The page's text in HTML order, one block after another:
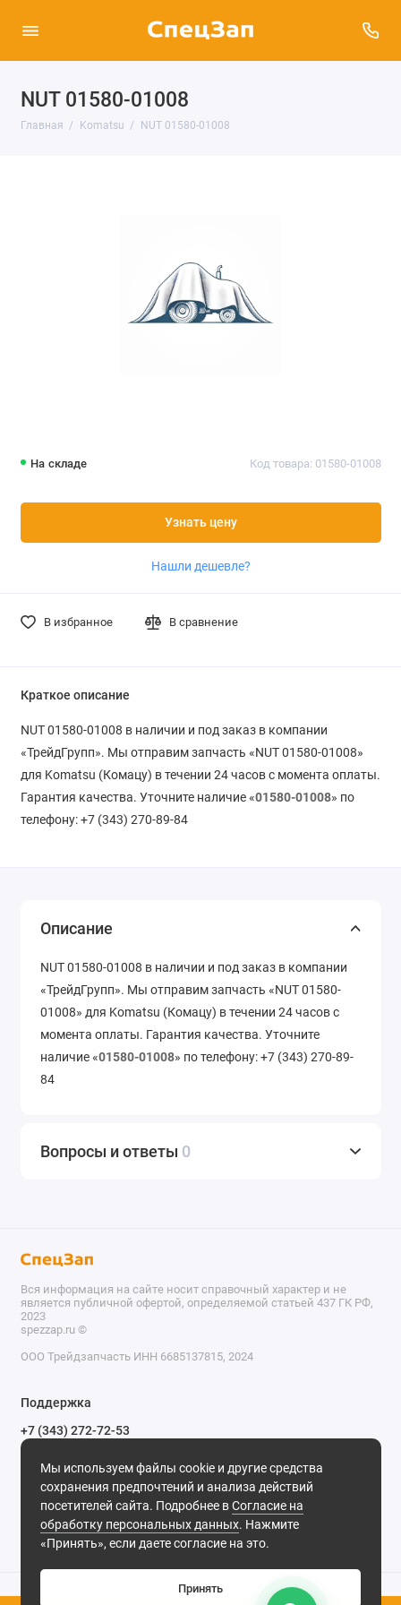
NUT 01580-01008
Главная Komatsu NUT 01580-01008
На складе Код товара: 01580-01008
Узнать цену
Нашли дешевле?
В избранное В сравнение
Краткое описание
NUT 01580-01008 в наличии и под заказ в компании
«ТрейдГрупп». Мы отправим запчасть «NUT 01580-01008»
для Komatsu (Комацу) в течении 24 часов с момента оплаты.
Гарантия качества. Уточните наличие «01580-01008» по
телефону: +7 (343) 270-89-84
Описание
NUT 01580-01008 в наличии и под заказ в компании
«ТрейдГрупп». Мы отправим запчасть «NUT 01580-
01008» для Komatsu (Комацу) в течении 24 часов с
момента оплаты. Гарантия качества. Уточните
наличие «01580-01008» по телефону: +7 (343) 270-89-
84
Вопросы и ответы 0
Мы используем файлы cookie и другие средства
сохранения предпочтений и анализа действий
посетителей сайта. Подробнее вСогласие на
обработку персональных данных. Нажмите
«Принять», если даете согласие на это.
Принять
Вся информация на сайте носит справочный характер и не
является публичной офертой, определяемой статьей 437 ГК РФ,
2023
spezzap.ru ©️
ООО Трейдзапчасть ИНН 6685137815, 2024
Поддержка
+7 (343) 272-72-53
Обратный звонок
620030, г. Екатеринбург, ул. Карьерная, д. 14, оф. 14.
Мы в сети